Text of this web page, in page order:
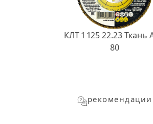
КЛТ 1 125 22.23 Ткань
80
рекомендации